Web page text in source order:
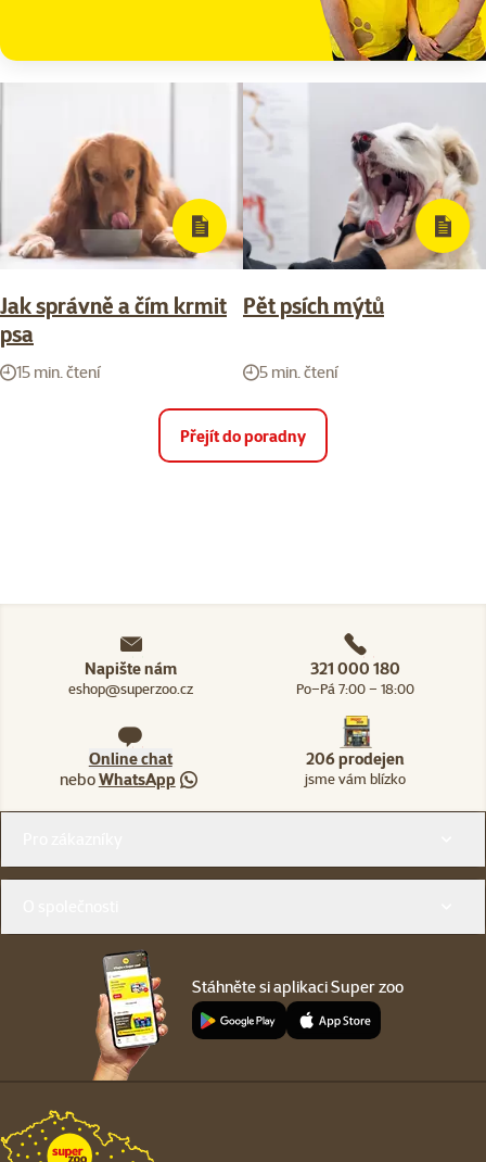
Jak správně a čím krmit
psa
15 min. čtení
Pět psích mýtů
5 min. čtení
Přejít do poradny
Napište nám
eshop@superzoo.cz
321 000 180
Po–Pá 7:00 – 18:00
Online chat
neboWhatsApp
206 prodejen
jsme vám blízko
Stáhněte si aplikaci Super zoo